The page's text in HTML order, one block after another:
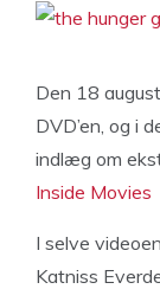
Den 18
DVD’en, og i
indlæg om
Inside Movies
I selve
Katniss